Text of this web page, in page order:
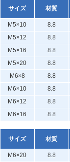
サイズ 材質
M5×10 8.8
M5×12
8.8
M5×16
8.8
M5×20
8.8
M6×8
8.8
M6×10
8.8
M6×12
8.8
M6×16
8.8
サイズ 材質
M6×20 8.8